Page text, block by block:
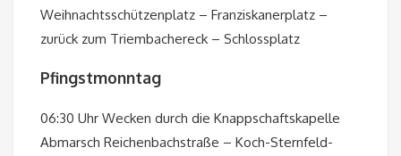
Weihnachtsschützenplatz – Franziskanerplatz –
zurück zum Triembachereck – Schlossplatz
Pfingstmonntag
06:30 Uhr Wecken durch die Knappschaftskapelle
Abmarsch Reichenbachstraße – Koch-Sternfeld-